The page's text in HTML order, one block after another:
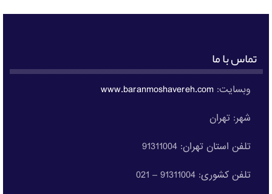
تماس با ما
وبسایت:www.baranmoshavereh.com
شهر: تهران
تلفن استان تهران: 91311004
تلفن کشوری: 91311004 – 021